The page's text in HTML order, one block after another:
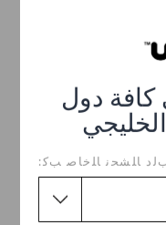
كافة دول
ﺎﻠﺸﺤﻧ ﺎﻠﺧﺎﺻ ﺐﻛ:
ريد مونستر تراك